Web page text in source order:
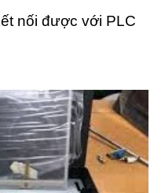
nối được với PLC